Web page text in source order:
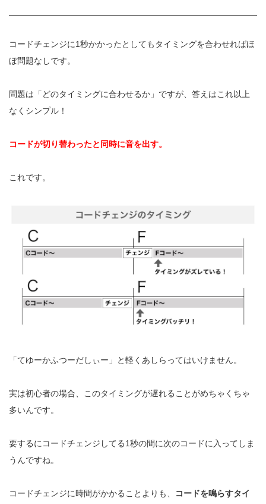
コードチェンジに1秒かかったとしてもタイミングを合わせればほ
ぼ問題なしです。
問題は「どのタイミングに合わせるか」ですが、答えはこれ以上
なくシンプル！
コードが切り替わったと同時に音を出す。
これです。
「てゆーかふつーだしぃー」と軽くあしらってはいけません。
実は初心者の場合、このタイミングが遅れることがめちゃくちゃ
多いんです。
要するにコードチェンジしてる1秒の間に次のコードに入ってしま
うんですね。
コードチェンジに時間がかかることよりも、
コードを鳴らすタイ